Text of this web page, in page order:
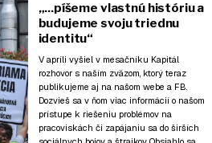
„...píšeme vlastnú históriu a
budujeme svoju triednu
identitu“
V apríli vyšiel v mesačníku Kapitál
rozhovor s naším zväzom, ktorý teraz
publikujeme aj na našom webe a FB.
Dozvieš sa v ňom viac informácií o našom
prístupe k riešeniu problémov na
pracoviskách či zapájaniu sa do širších